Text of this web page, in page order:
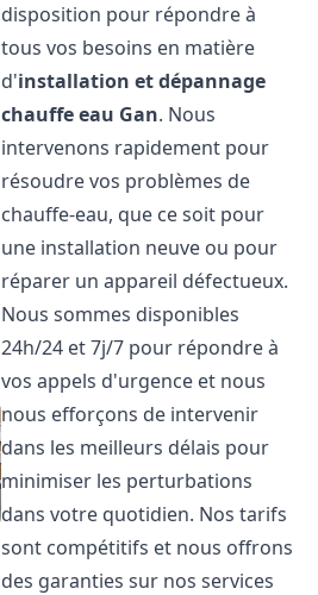
disposition pour répondre à
tous vos besoins en matière
d'installation et dépannage
chauffe eau Gan. Nous
intervenons rapidement pour
résoudre vos problèmes de
chauffe-eau, que ce soit pour
une installation neuve ou pour
réparer un appareil défectueux.
Nous sommes disponibles
24h/24 et 7j/7 pour répondre à
vos appels d'urgence et nous
nous efforçons de intervenir
dans les meilleurs délais pour
minimiser les perturbations
dans votre quotidien. Nos tarifs
sont compétitifs et nous offrons
des garanties sur nos services